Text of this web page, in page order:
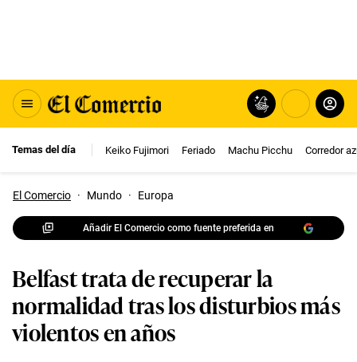
Temas del día Keiko Fujimori Feriado Machu Picchu Corredor
El Comercio · Mundo · Europa
Añadir El Comercio como fuente preferida en
Belfast trata de recuperar la
normalidad tras los disturbios más
violentos en años